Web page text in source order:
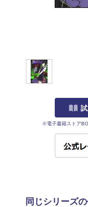
※電子書籍ストア
同じシリーズ